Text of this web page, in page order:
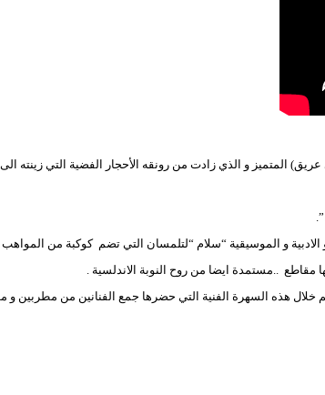
المتميز و الذي زادت من رونقه الأحجار الفضية التي زينته
الادبية و الموسيقية “سلام “لتلمسان التي تضم كوكبة من
مقاطع ..مستمدة ايضا من روح النوبة الاندلسية .
خلال هذه السهرة الفنية التي حضرها جمع الفنانين من مطربين